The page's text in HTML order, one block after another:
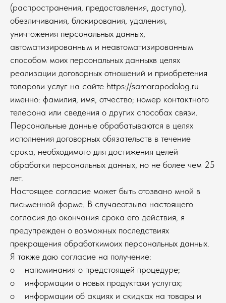
(распространения, предоставления, доступа),
обезличивания, блокирования, удаления,
уничтожения персональных данных,
автоматизированным и неавтоматизированным
способом моих персональных данныхв целях
реализации договорных отношений и приобретения
товарови услуг на сайте https://samarapodolog.ru
именно: фамилия, имя, отчество; номер контактного
телефона или сведения о других способах связи.
Персональные данные обрабатываются в целях
исполнения договорных обязательств в течение
срока, необходимого для достижения целей
обработки персональных данных, но не более чем 25
лет.
Настоящее согласие может быть отозвано мной в
письменной форме. В случаеотзыва настоящего
согласия до окончания срока его действия, я
предупрежден о возможных последствиях
прекращения обработкимоих персональных данных.
Я также даю согласие на получение:
o напоминания о предстоящей процедуре;
o информации о новых продуктахи услугах;
o информации об акциях и скидках на товары и